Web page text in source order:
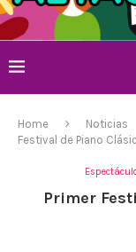
Home Noticias
Festival de Piano
Primer